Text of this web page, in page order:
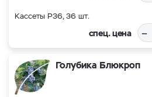
Кассеты Р36, 36 шт.
спец. цена –
Голубика Блюкроп